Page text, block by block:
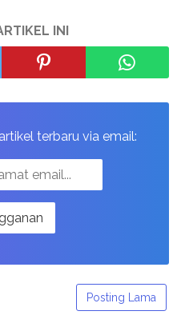
INI
terbaru via email:
Posting Lama